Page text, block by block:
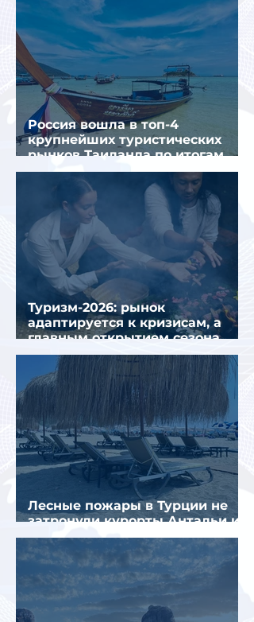
Россия вошла в топ-4
крупнейших туристических
рынков Таиланда по итогам
семи месяцев 2026 года
Туризм-2026: рынок
адаптируется к кризисам, а
главным открытием сезона
стал Вьетнам
Лесные пожары в Турции не
затронули курорты Антальи и
Муглы